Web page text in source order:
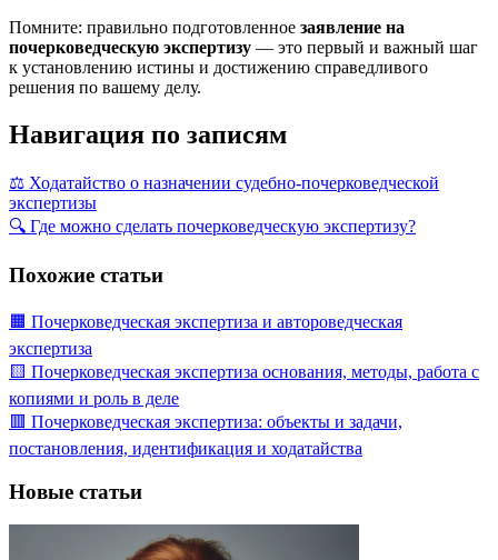
Помните: правильно подготовленное заявление на
почерковедческую экспертизу — это первый и важный шаг
к установлению истины и достижению справедливого
решения по вашему делу.
Навигация по записям
⚖️ Ходатайство о назначении судебно-почерковедческой
экспертизы
🔍 Где можно сделать почерковедческую экспертизу?
Похожие статьи
🟧 Почерковедческая экспертиза и автороведческая
экспертиза
🟨 Почерковедческая экспертиза основания, методы, работа с
копиями и роль в деле
🟥 Почерковедческая экспертиза: объекты и задачи,
постановления, идентификация и ходатайства
Новые статьи